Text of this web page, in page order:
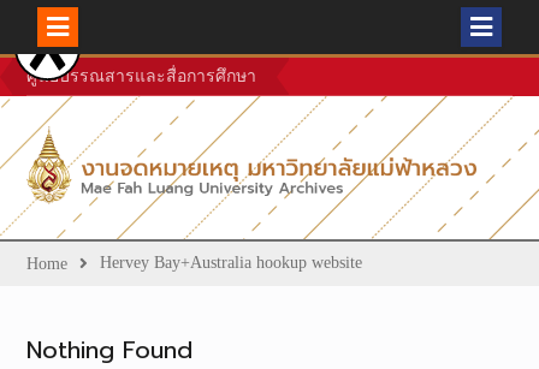
Skip
to
content
ศูนย์บรรณสารและสื่อการศึกษา
Home Hervey Bay+Australia hookup website
Nothing Found